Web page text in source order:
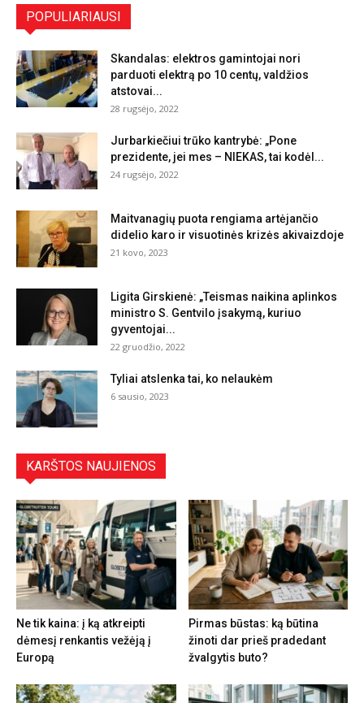
POPULIARIAUSI
Skandalas: elektros gamintojai nori
parduoti elektrą po 10 centų, valdžios
atstovai...
28 rugsėjo, 2022
Jurbarkiečiui trūko kantrybė: „Pone
prezidente, jei mes – NIEKAS, tai kodėl...
24 rugsėjo, 2022
Maitvanagių puota rengiama artėjančio
didelio karo ir visuotinės krizės akivaizdoje
21 kovo, 2023
Ligita Girskienė: „Teismas naikina aplinkos
ministro S. Gentvilo įsakymą, kuriuo
gyventojai...
22 gruodžio, 2022
Tyliai atslenka tai, ko nelaukėm
6 sausio, 2023
KARŠTOS NAUJIENOS
Ne tik kaina: į ką atkreipti
dėmesį renkantis vežėją į
Europą
Pirmas būstas: ką būtina
žinoti dar prieš pradedant
žvalgytis buto?